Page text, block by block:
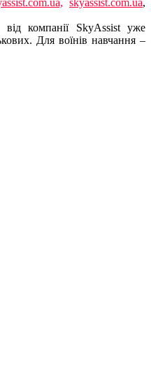
skyassist.com.ua,
компанії SkyAssist уже
Для воїнів навчання –